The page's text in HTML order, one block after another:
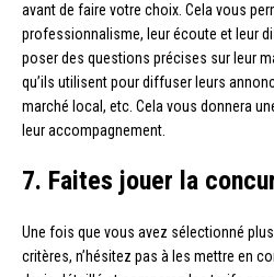
avant de faire votre choix. Cela vous
professionnalisme, leur écoute et leur
poser des questions précises sur leur
qu’ils utilisent pour diffuser leurs
marché local, etc. Cela vous donnera
leur accompagnement.
7. Faites jouer la
Une fois que vous avez sélectionné
critères, n’hésitez pas à les mettre en